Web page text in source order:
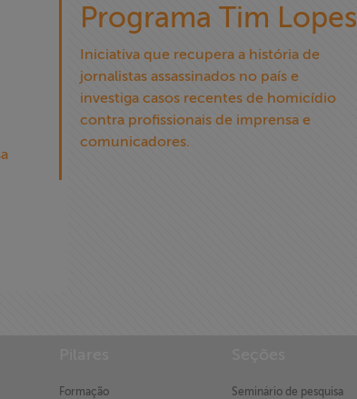
Programa Tim Lopes
Iniciativa que recupera a história de
jornalistas assassinados no país e
investiga casos recentes de homicídio
contra profissionais de imprensa e
comunicadores.
Formação Seminário de pesquisa